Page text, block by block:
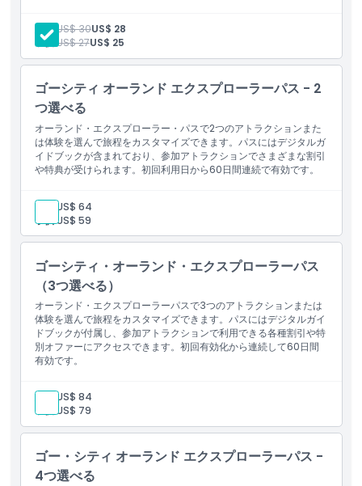
含まれるもの
子供／大人ポリシー
除外事項
注意事項
行き方
キャンセルポリシー
必見アトラクションです。
大人: US$ 30US$ 28
子供:
US$ 27US$ 25
ゴーシティ オーランド エクスプローラーパス - 2
つ選べる
オーランド・エクスプローラー・パスで2つのアトラクションまた
は体験を選んで旅程をカスタマイズできます。パスにはデジタルガ
イドブックが含まれており、参加アトラクションでさまざまな割引
や特典が受けられます。初回利用日から60日間連続で有効です。
大人: US$ 64
子供:US$ 59
ゴーシティ・オーランド・エクスプローラーパス
（3つ選べる）
オーランド・エクスプローラーパスで3つのアトラクションまたは
体験を選んで旅程をカスタマイズできます。パスにはデジタルガイ
ドブックが付属し、参加アトラクションで利用できる各種割引や特
別オファーにアクセスできます。初回有効化から連続して60日間
有効です。
大人: US$ 84
子供: US$ 79
ゴー・シティ オーランド エクスプローラーパス -
4つ選べる